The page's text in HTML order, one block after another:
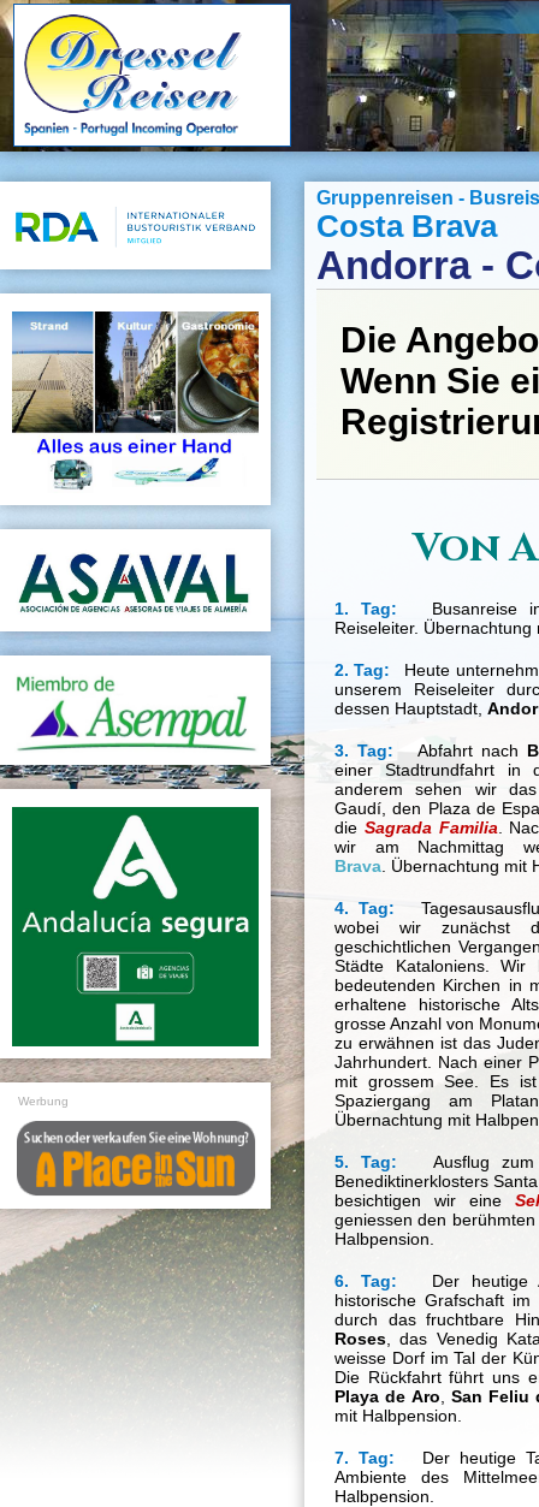
Werbung
Gruppenreisen -
Costa Brava
Andorra -
Die
Wenn Sie
Von
1. Tag: Busanreise
Reiseleiter. Übernachtung
2. Tag: Heute
unserem Reiseleiter
dessen Hauptstadt,
3. Tag: Abfahrt nach
einer Stadtrundfahrt in
anderem sehen wir das
Gaudí, den Plaza de
die Sagrada Familia .
wir am Nachmittag
Brava . Übernachtung mit
4. Tag:
wobei wir zunächst
geschichtlichen
Städte Kataloniens.
bedeutenden Kirchen in
erhaltene historische
grosse Anzahl von
zu erwähnen ist das
Jahrhundert. Nach einer
mit grossem See. Es
Spaziergang am
Übernachtung mit
5. Tag:
Ausflug
Benediktinerklosters
besichtigen wir eine
geniessen den
Halbpension.
6. Tag:
Der
historische Grafschaft
durch das fruchtbare
Roses , das Venedig
weisse Dorf im Tal der
Die Rückfahrt führt uns
Playa de Aro
San Feliu
mit Halbpension.
7. Tag: Der heutige
Ambiente des
Halbpension.